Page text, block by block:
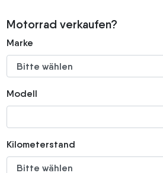
Motorrad verkaufen?
Marke
Modell
Kilometerstand